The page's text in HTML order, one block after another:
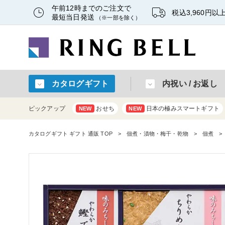
午前12時までのご注文で
最短当日発送
（※一部を除く）
税込3,960円以
カタログギフト 内祝い / お返し
ピックアップ NEW おせち NEW 日本の極みスマートギフト
カタログギフト ギフト 通販 TOP 佃煮・漬物・梅干・乾物 佃煮